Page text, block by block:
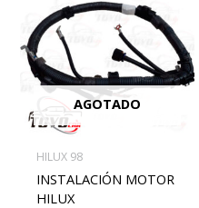
AGOTADO
HILUX 98
INSTALACIÓN MOTOR
HILUX